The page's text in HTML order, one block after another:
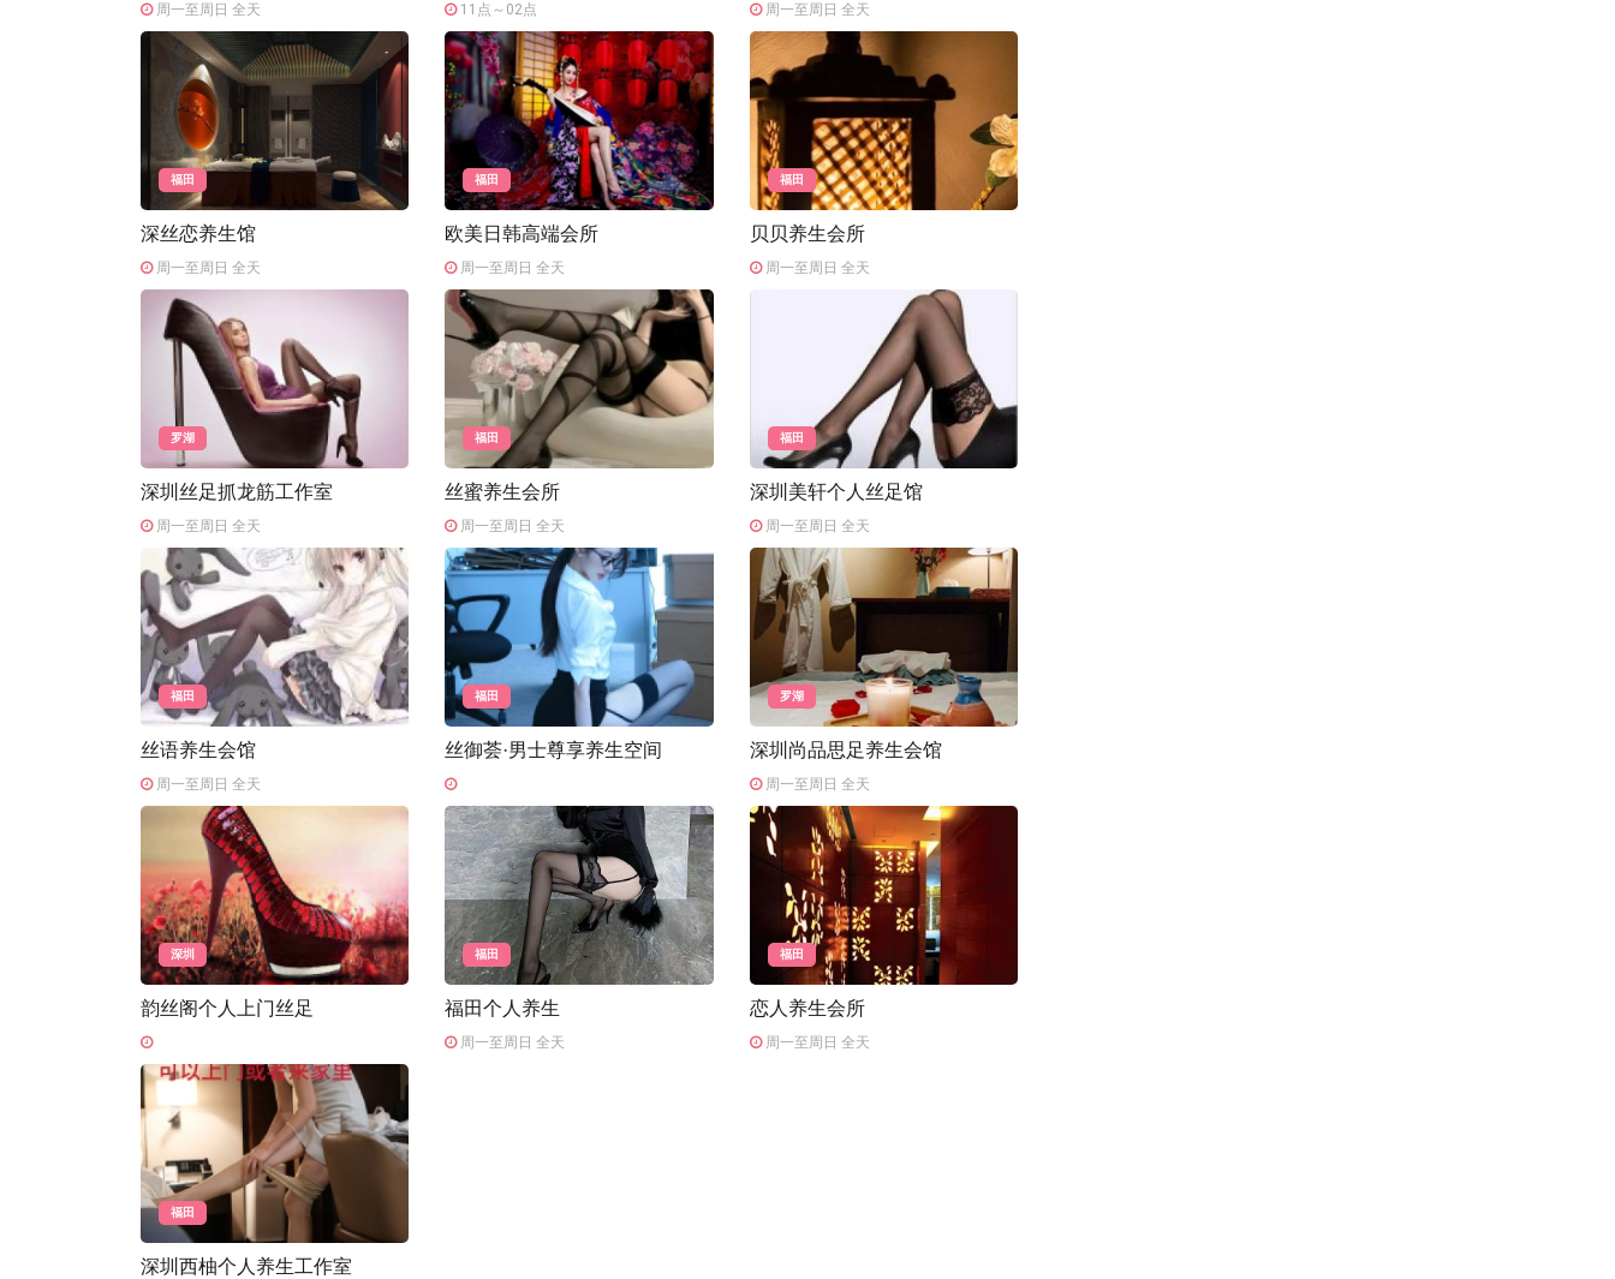
周一至周日 全天 11点～02点 周一至周日 全天
福田
深丝恋养生馆
周一至周日 全天
福田
欧美日韩高端会所
周一至周日 全天
福田
贝贝养生会所
周一至周日 全天
罗湖
深圳丝足抓龙筋工作室
周一至周日 全天
福田
丝蜜养生会所
周一至周日 全天
福田
深圳美轩个人丝足馆
周一至周日 全天
福田
丝语养生会馆
周一至周日 全天
福田
丝御荟·男士尊享养生空间
罗湖
深圳尚品思足养生会馆
周一至周日 全天
深圳
韵丝阁个人上门丝足
福田
福田个人养生
周一至周日 全天
福田
恋人养生会所
周一至周日 全天
福田
深圳西柚个人养生工作室